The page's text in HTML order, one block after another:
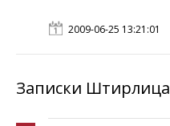
2009-06-25 13:21:01
Записки Штирлица